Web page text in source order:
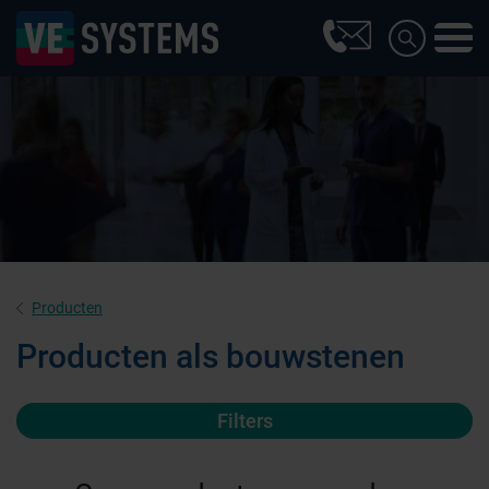
Producten
Producten als bouwstenen
Filters